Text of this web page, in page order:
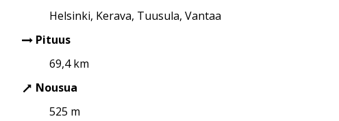
Helsinki, Kerava, Tuusula, Vantaa
Pituus
69,4 km
Nousua
525 m